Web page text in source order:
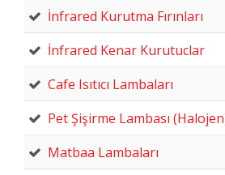
İnfrared Kurutma Fırınları
İnfrared Kenar Kurutuclar
Cafe Isıtıcı Lambaları
Pet Şişirme Lambası
Matbaa Lambaları